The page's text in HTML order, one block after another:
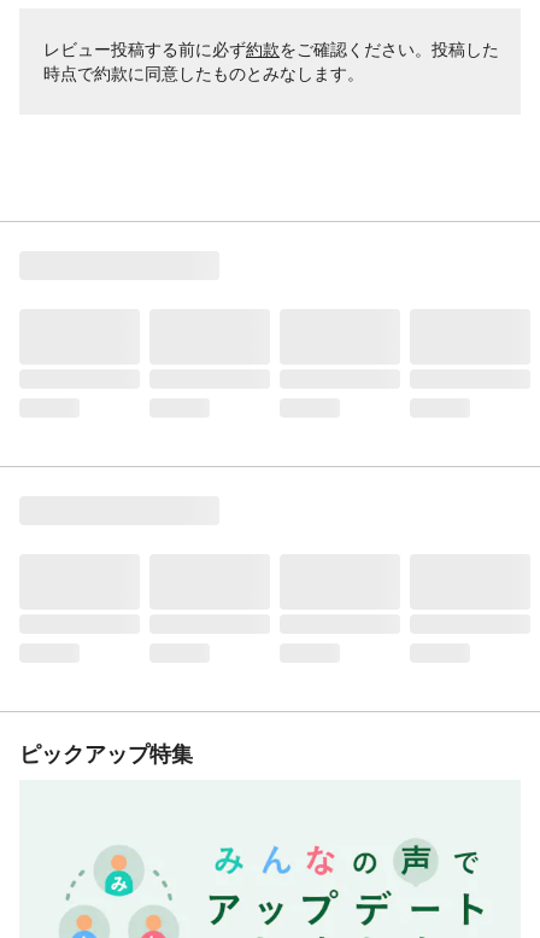
レビュー投稿する前に必ず約款をご確認ください。投稿した
時点で約款に同意したものとみなします。
ピックアップ特集